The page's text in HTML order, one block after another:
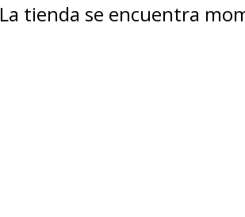
La tienda se encuentra